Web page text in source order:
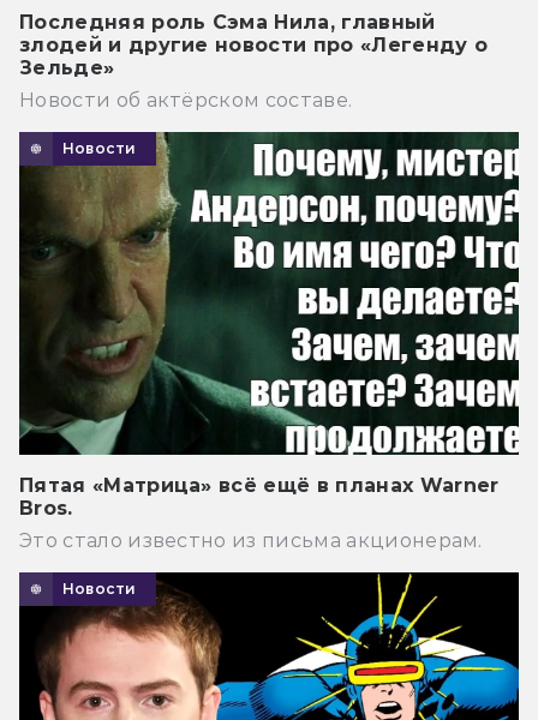
Последняя роль Сэма Нила, главный
злодей и другие новости про «Легенду о
Зельде»
Новости об актёрском составе.
Новости
Пятая «Матрица» всё ещё в планах Warner
Bros.
Это стало известно из письма акционерам.
Новости